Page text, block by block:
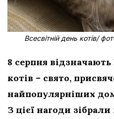
Всесвітній день котів/
8 серпня відзначають
котів – свято,
найпопулярніших
З цієї нагоди